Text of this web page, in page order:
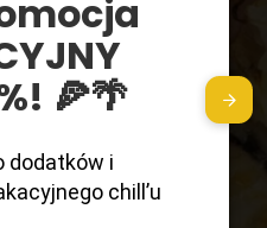
i przekonaj
być pizza
teraz
🍕🌴
dodatków i
chill’u